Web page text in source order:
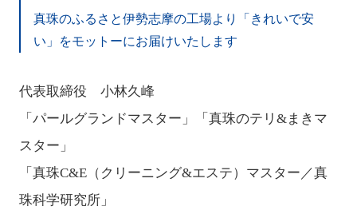
真珠のふるさと伊勢志摩の工場より
「きれいで安
い」をモットーにお届けいたします
代表取締役 小林久峰
「パールグランドマスター」「真珠のテリ&まきマ
スター」
「真珠C&E（クリーニング&エステ）マスター／真
珠科学研究所」